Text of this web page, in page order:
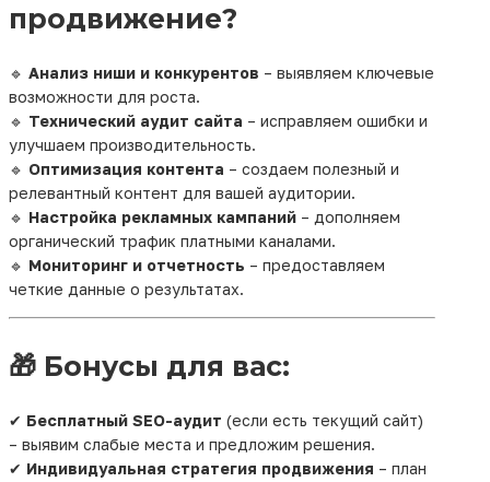
Помогает опередить конкурентов
Работает на долгосрочный результат
В Бресте, где всё больше людей ищут товары и
услуги онлайн,продвижение сайта в регионе
становится не просто полезным, а жизненно
необходимым шагом для любого
предпринимателя. Вы не просто создаёте сайт —
вы создаёте точку входа для новых клиентов,
которые готовы купить ваш продукт или
WebSlon
продвижение?
🔹 Анализ ниши и конкурентов – выявляем ключевые
возможности для роста.
🔹 Технический аудит сайта – исправляем ошибки и
улучшаем производительность.
🔹 Оптимизация контента – создаем полезный и
релевантный контент для вашей аудитории.
🔹 Настройка рекламных кампаний – дополняем
органический трафик платными каналами.
🔹 Мониторинг и отчетность – предоставляем
четкие данные о результатах.
🎁 Бонусы для вас:
✔ Бесплатный SEO-аудит (если есть текущий сайт)
– выявим слабые места и предложим решения.
✔ Индивидуальная стратегия продвижения – план